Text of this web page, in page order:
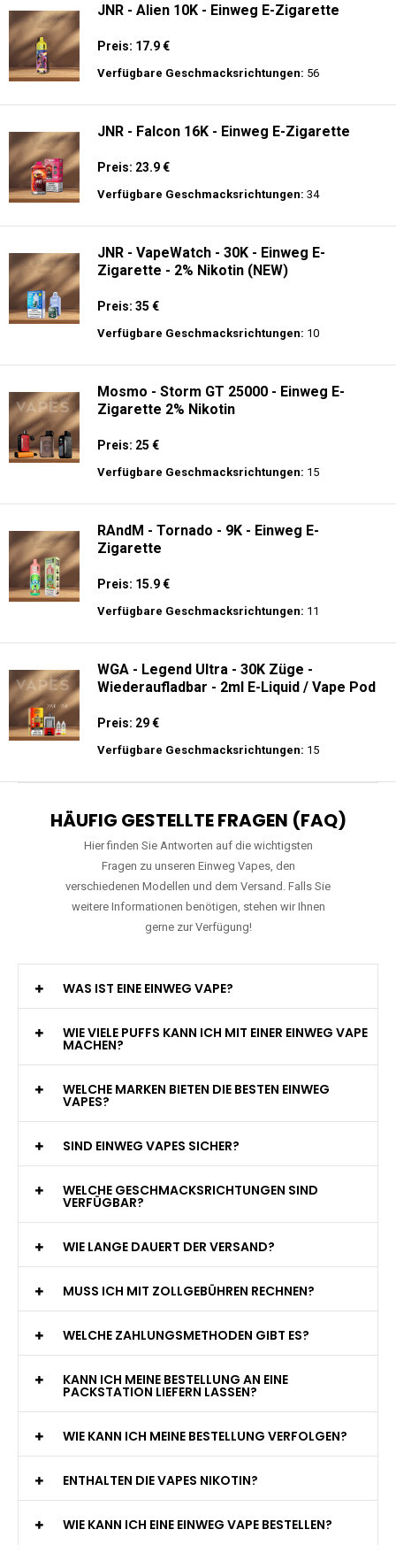
JNR - Alien 10K - Einweg E-Zigarette
Preis: 17.9 €
Verfügbare Geschmacksrichtungen: 56
JNR - Falcon 16K - Einweg E-Zigarette
Preis: 23.9 €
Verfügbare Geschmacksrichtungen: 34
JNR - VapeWatch - 30K - Einweg E-
Zigarette - 2% Nikotin (NEW)
Preis: 35 €
Verfügbare Geschmacksrichtungen: 10
Mosmo - Storm GT 25000 - Einweg E-
Zigarette 2% Nikotin
Preis: 25 €
Verfügbare Geschmacksrichtungen: 15
RAndM - Tornado - 9K - Einweg E-
Zigarette
Preis: 15.9 €
Verfügbare Geschmacksrichtungen: 11
WGA - Legend Ultra - 30K Züge -
Wiederaufladbar - 2ml E-Liquid / Vape Pod
Preis: 29 €
Verfügbare Geschmacksrichtungen: 15
HÄUFIG GESTELLTE FRAGEN (FAQ)
Hier finden Sie Antworten auf die wichtigsten
Fragen zu unseren Einweg Vapes, den
verschiedenen Modellen und dem Versand. Falls Sie
weitere Informationen benötigen, stehen wir Ihnen
gerne zur Verfügung!
WAS IST EINE EINWEG VAPE?
WIE VIELE PUFFS KANN ICH MIT EINER EINWEG VAPE
MACHEN?
WELCHE MARKEN BIETEN DIE BESTEN EINWEG
VAPES?
SIND EINWEG VAPES SICHER?
WELCHE GESCHMACKSRICHTUNGEN SIND
VERFÜGBAR?
WIE LANGE DAUERT DER VERSAND?
MUSS ICH MIT ZOLLGEBÜHREN RECHNEN?
WELCHE ZAHLUNGSMETHODEN GIBT ES?
KANN ICH MEINE BESTELLUNG AN EINE
PACKSTATION LIEFERN LASSEN?
WIE KANN ICH MEINE BESTELLUNG VERFOLGEN?
ENTHALTEN DIE VAPES NIKOTIN?
WIE KANN ICH EINE EINWEG VAPE BESTELLEN?